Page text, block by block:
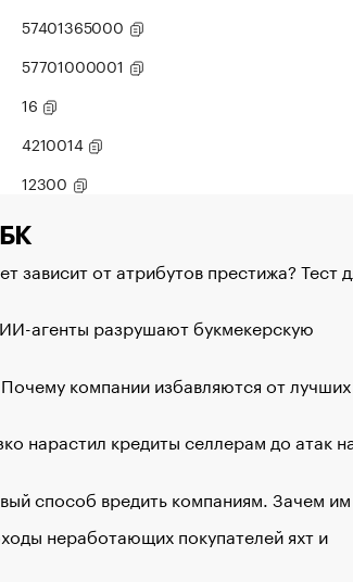
57401365000
57701000001
16
4210014
12300
зависит от атрибутов престижа? Тест
агенты разрушают букмекерскую
компании избавляются от лучших
нарастил кредиты селлерам до атак
способ вредить компаниям. Зачем
неработающих покупателей яхт и